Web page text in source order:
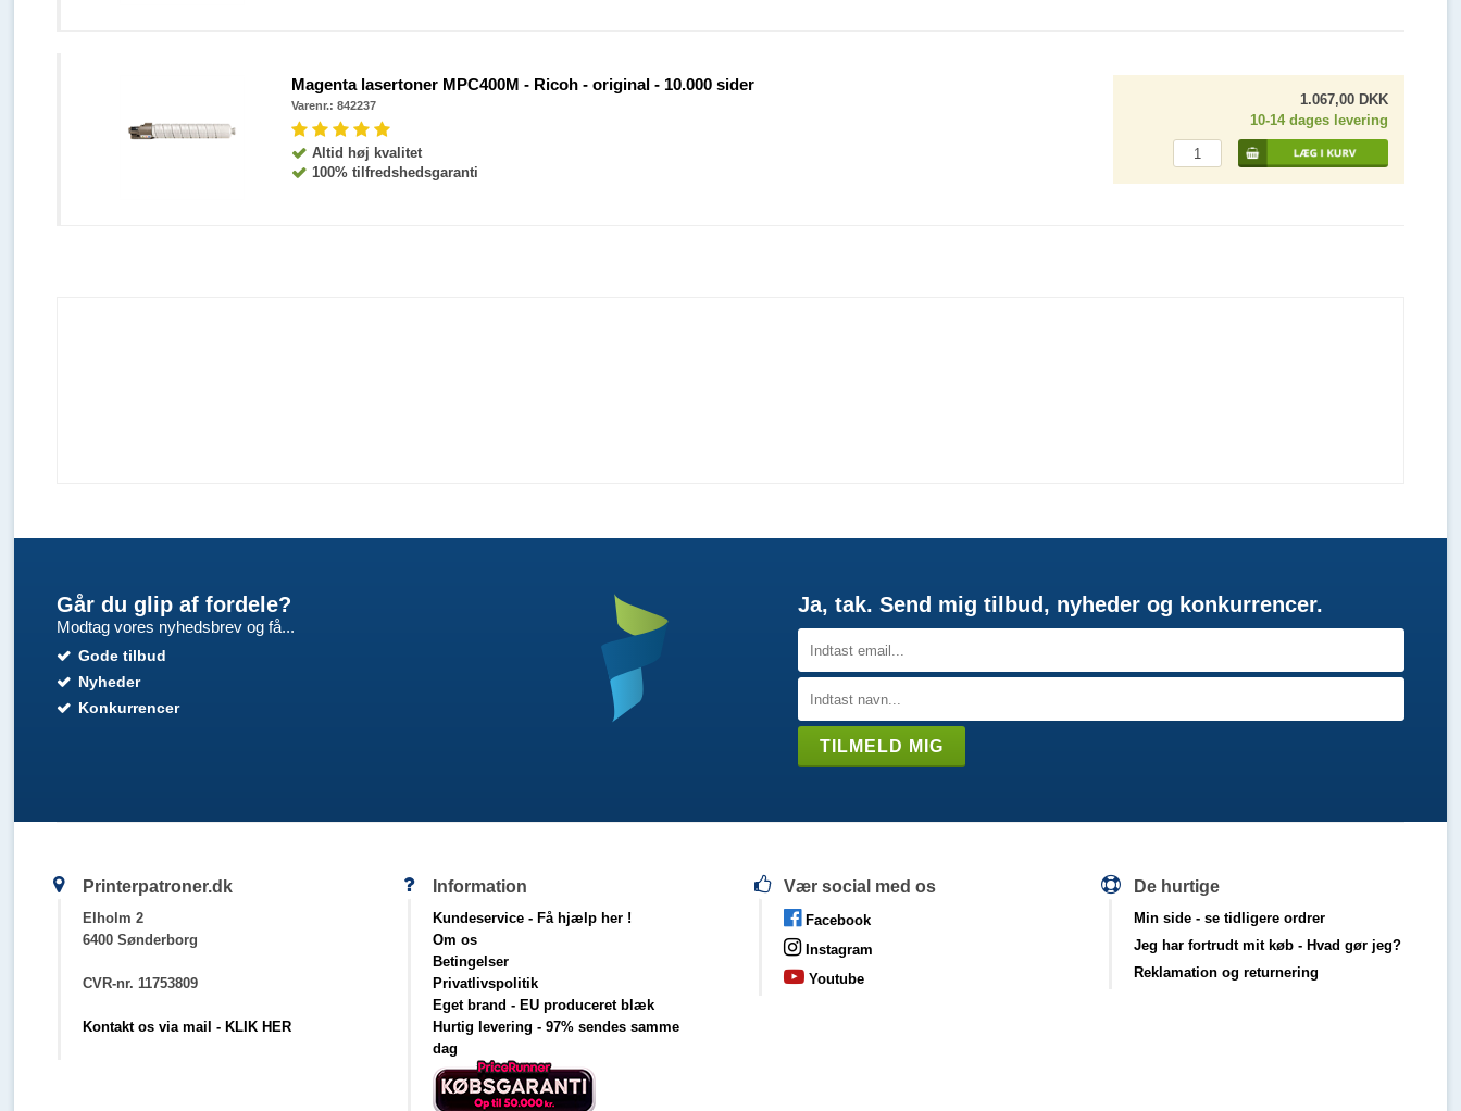
Magenta lasertoner MPC400M - Ricoh - original - 10.000 sider
Varenr.:842237
Altid høj kvalitet
100% tilfredshedsgaranti
1.067,00 DKK
10-14 dages levering
Går du glip af fordele?
Modtag vores nyhedsbrev og få...
Gode tilbud
Nyheder
Konkurrencer
Ja, tak. Send mig tilbud, nyheder og konkurrencer.
Printerpatroner.dk
Elholm 2
6400 Sønderborg
CVR-nr. 11753809
Kontakt os via mail - KLIK HER
Information
Kundeservice - Få hjælp her !
Om os
Betingelser
Privatlivspolitik
Eget brand - EU produceret blæk
Hurtig levering - 97% sendes samme
dag
Vær social med os
Facebook
Instagram
Youtube
De hurtige
Min side - se tidligere ordrer
Jeg har fortrudt mit køb - Hvad gør jeg?
Reklamation og returnering